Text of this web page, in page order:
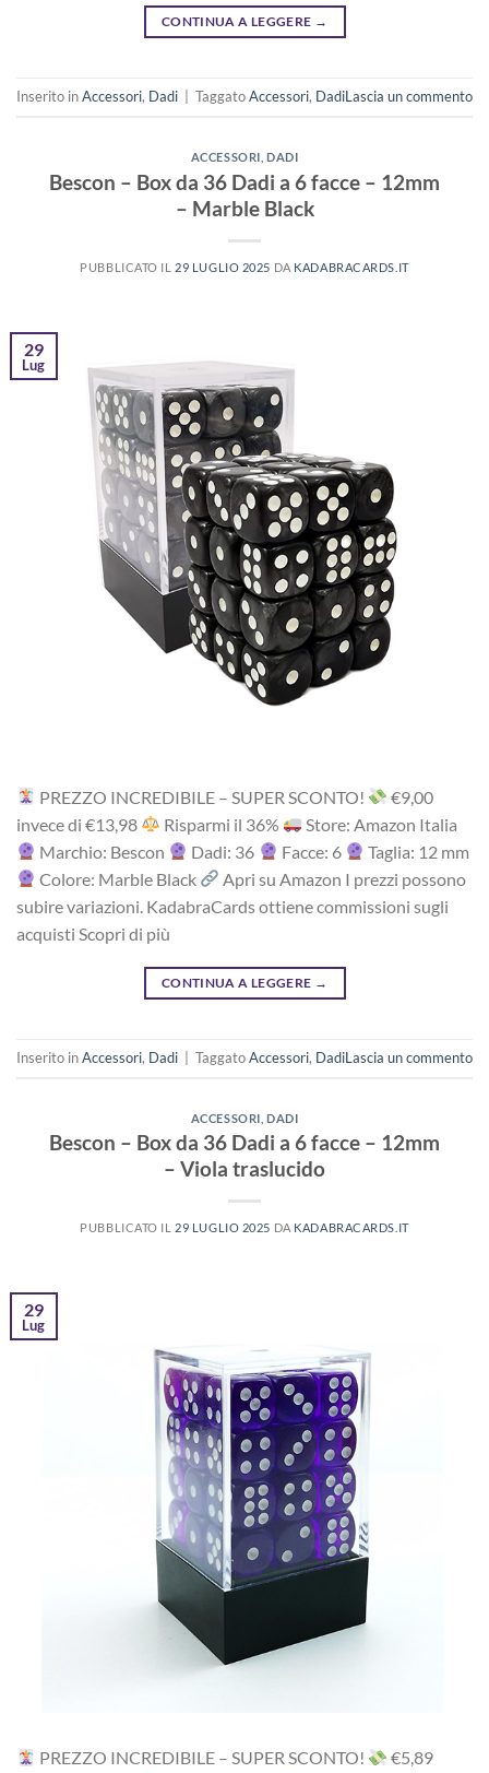
CONTINUA A LEGGERE →
Inserito inAccessori, Dadi TaggatoAccessori, DadiLascia un commento
ACCESSORI DADI
Bescon – Box da 36 Dadi a 6 facce – 12mm
– Marble Black
PUBBLICATO IL 29 LUGLIO 2025 DA KADABRACARDS.IT
29
Lug
PREZZO INCREDIBILE – SUPER SCONTO!
‎€9,00
i‎nv‎ec‎e ‎di‎ €13,98
R‎is‎pa‎rm‎i ‎il‎ 36%
Store: Amazon Italia
Marchio: Bescon
Dadi: 36 Facce: 6
Taglia: 12 mm
Colore: Marble Black
Apri su Amazon I prezzi possono
subire variazioni. KadabraCards ottiene commissioni sugli
acquisti Scopri di più
CONTINUA A LEGGERE →
Inserito inAccessori, Dadi TaggatoAccessori, DadiLascia un commento
ACCESSORI DADI
Bescon – Box da 36 Dadi a 6 facce – 12mm
– Viola traslucido
PUBBLICATO IL 29 LUGLIO 2025 DA KADABRACARDS.IT
29
Lug
PREZZO INCREDIBILE – SUPER SCONTO!
‎€5,89